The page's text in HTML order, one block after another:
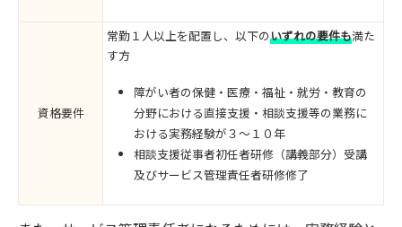
資格要件
常勤１人以上を配置し、以下のいずれの要件も満た
す方
障がい者の保健・医療・福祉・就労・教育の
分野における直接支援・相談支援等の業務に
おける実務経験が３～１０年
相談支援従事者初任者研修（講義部分）受講
及びサービス管理責任者研修修了